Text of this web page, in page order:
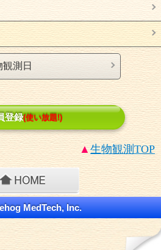
測日
登録(使い放題!)
▲生物観測 TOP
MedTech, Inc.